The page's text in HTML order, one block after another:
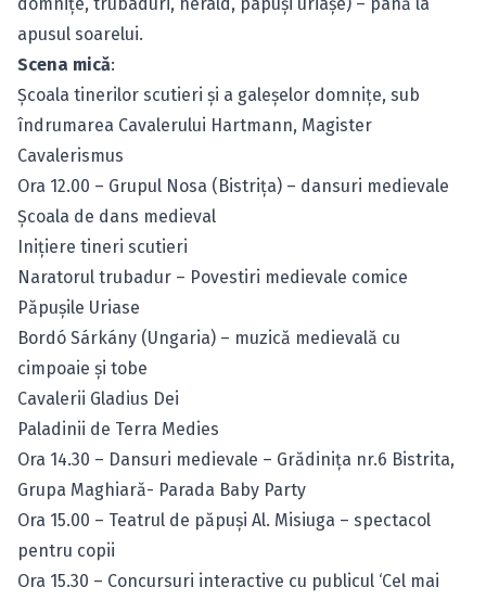
apusul soarelui.
Scena mică:
Şcoala tinerilor scutieri şi a galeşelor domniţe, sub
îndrumarea Cavalerului Hartmann, Magister
Cavalerismus
Ora 12.00 – Grupul Nosa (Bistriţa) – dansuri medievale
Şcoala de dans medieval
Iniţiere tineri scutieri
Naratorul trubadur – Povestiri medievale comice
Păpuşile Uriase
Bordó Sárkány (Ungaria) – muzică medievală cu
cimpoaie şi tobe
Cavalerii Gladius Dei
Paladinii de Terra Medies
Ora 14.30 – Dansuri medievale – Grădiniţa nr.6 Bistrita,
Grupa Maghiară- Parada Baby Party
Ora 15.00 – Teatrul de păpuşi Al. Misiuga – spectacol
pentru copii
Ora 15.30 – Concursuri interactive cu publicul ‘Cel mai